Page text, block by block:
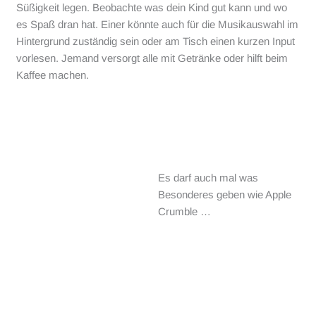
Süßigkeit legen. Beobachte was dein Kind gut kann und wo
es Spaß dran hat. Einer könnte auch für die Musikauswahl im
Hintergrund zuständig sein oder am Tisch einen kurzen Input
vorlesen. Jemand versorgt alle mit Getränke oder hilft beim
Kaffee machen.
Es darf auch mal was
Besonderes geben wie Apple
Crumble …